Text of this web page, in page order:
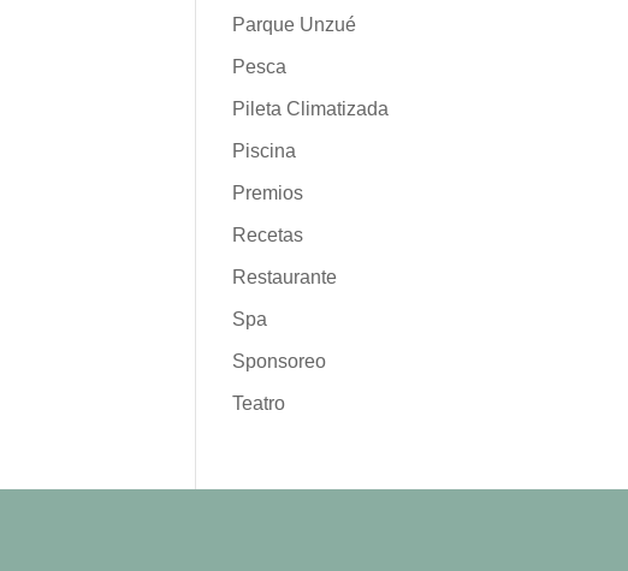
Parque Unzué
Pesca
Pileta Climatizada
Piscina
Premios
Recetas
Restaurante
Spa
Sponsoreo
Teatro